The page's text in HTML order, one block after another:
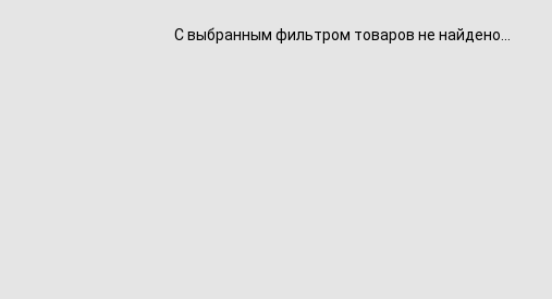
С выбранным фильтром товаров не найдено...